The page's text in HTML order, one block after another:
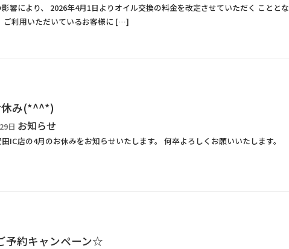
響により、 2026年4月1日よりオイル交換の料金を改定させていただく こととな
ご利用いただいているお客様に […]
み(*^^*)
日 お知らせ
IC店の4月のお休みをお知らせいたします。 何卒よろしくお願いいたします。
予約キャンペーン☆